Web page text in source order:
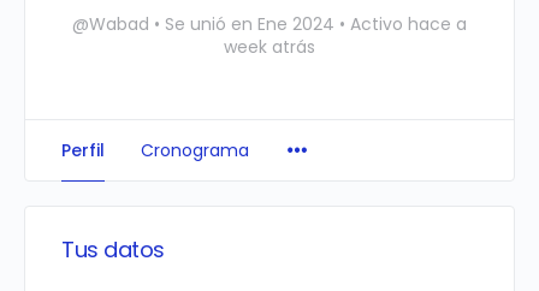
@Wabad • Se unió en Ene 2024 • Activo hace a
week atrás
Perfil Cronograma
Tus datos